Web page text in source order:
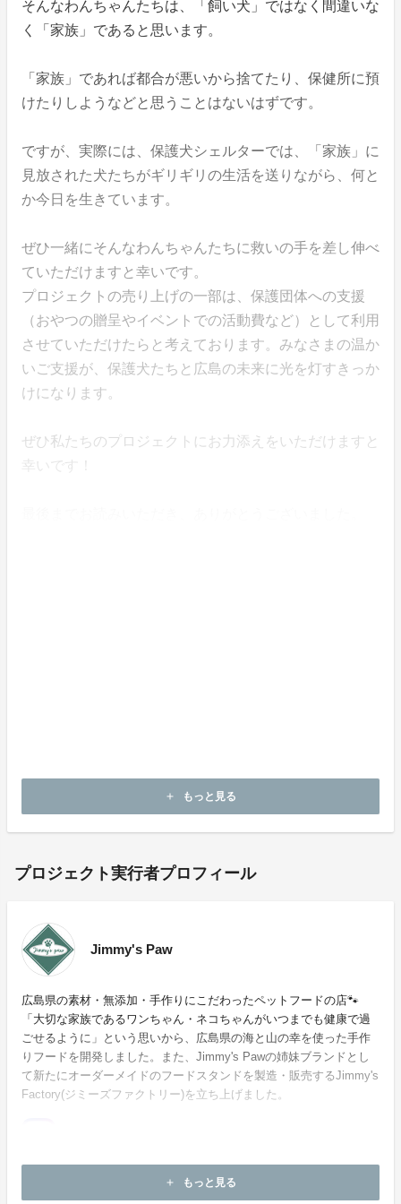
そんなわんちゃんたちは、「飼い犬」ではなく間違いな
く「家族」であると思います。
「家族」であれば都合が悪いから捨てたり、保健所に預
けたりしようなどと思うことはないはずです。
ですが、実際には、保護犬シェルターでは、「家族」に
見放された犬たちがギリギリの生活を送りながら、何と
か今日を生きています。
ぜひ一緒にそんなわんちゃんたちに救いの手を差し伸べ
ていただけますと幸いです。
プロジェクトの売り上げの一部は、保護団体への支援
（おやつの贈呈やイベントでの活動費など）として利用
させていただけたらと考えております。みなさまの温か
いご支援が、保護犬たちと広島の未来に光を灯すきっか
けになります。
ぜひ私たちのプロジェクトにお力添えをいただけますと
幸いです！
add もっと見る
プロジェクト実行者プロフィール
Jimmy's Paw
広島県の素材・無添加・手作りにこだわったペットフードの店🐾
「大切な家族であるワンちゃん・ネコちゃんがいつまでも健康で過
ごせるように」という思いから、広島県の海と山の幸を使った手作
りフードを開発しました。また、Jimmy's Pawの姉妹ブランドとし
て新たにオーダーメイドのフードスタンドを製造・販売するJimmy's
Factory(ジミーズファクトリー)を立ち上げました。
add もっと見る